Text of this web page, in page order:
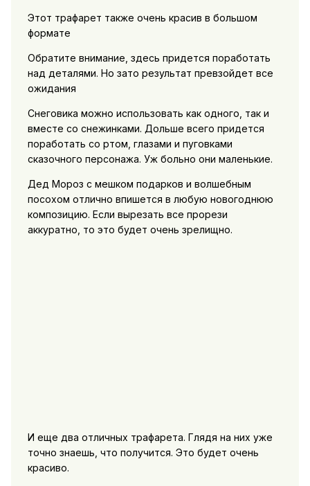
Этот трафарет также очень красив в большом
формате
Обратите внимание, здесь придется поработать
над деталями. Но зато результат превзойдет все
ожидания
Снеговика можно использовать как одного, так и
вместе со снежинками. Дольше всего придется
поработать со ртом, глазами и пуговками
сказочного персонажа. Уж больно они маленькие.
Дед Мороз с мешком подарков и волшебным
посохом отлично впишется в любую новогоднюю
композицию. Если вырезать все прорези
аккуратно, то это будет очень зрелищно.
И еще два отличных трафарета. Глядя на них уже
точно знаешь, что получится. Это будет очень
красиво.